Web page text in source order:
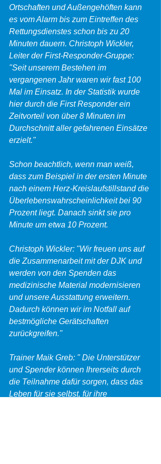
Ortschaften und Außengehöften kann
es vom Alarm bis zum Eintreffen des
Rettungsdienstes schon bis zu 20
Minuten dauern. Christoph Wickler,
Leiter der First-Responder-Gruppe:
"Seit unserem Bestehen im
vergangenen Jahr waren wir fast 100
Mal im Einsatz. In der Statistik wurde
hier durch die First Responder ein
Zeitvorteil von über 8 Minuten im
Durchschnitt aller gefahrenen Einsätze
erzielt."
Schon beachtlich, wenn man weiß,
dass zum Beispiel in der ersten Minute
nach einem Herz-Kreislaufstillstand die
Überlebenswahrscheinlichkeit bei 90
Prozent liegt. Danach sinkt sie pro
Minute um etwa 10 Prozent.
Christoph Wickler: "Wir freuen uns auf
die Zusammenarbeit mit der DJK und
werden von den Spenden das
medizinische Material modernisieren
und unsere Ausstattung erweitern.
Dadurch können wir im Notfall auf
bestmögliche Gerätschaften
zurückgreifen."
Trainer Maik Greb: " Die Unterstützer
und Spender können Ihrerseits durch
die Teilnahme dafür sorgen, dass das
Leben für sie selbst, für ihre